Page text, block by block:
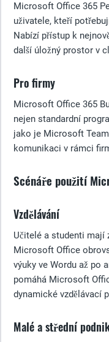
Microsoft Office 365
uživatele, kteří
Nabízí přístup k
další úložný prostor v
Pro firmy
Microsoft Office 365
nejen standardní
jako je Microsoft
komunikaci v rámci
Scénáře použití
Vzdělávání
Učitelé a studenti mají
Microsoft Office
výuky ve Wordu až po
pomáhá Microsoft
dynamické vzdělávací
Malé a střední